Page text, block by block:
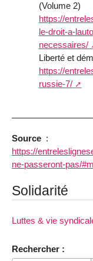
(Volume 2)
https://
le-droit-a-
necessaires/
Liberté et
https://
russie-7/
Source :
https://
ne-passeront-pas/
Solidarité
Luttes & vie
Rechercher :